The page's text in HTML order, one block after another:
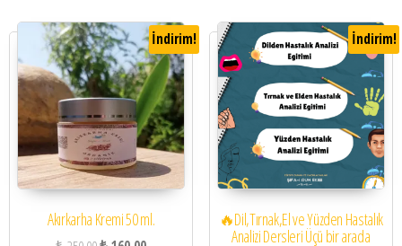
İndirim!
Akırkarha Kremi 50 ml.
İndirim!
🔥Dil,Tırnak,El ve Yüzden Hastalık
Analizi Dersleri Üçü bir arada